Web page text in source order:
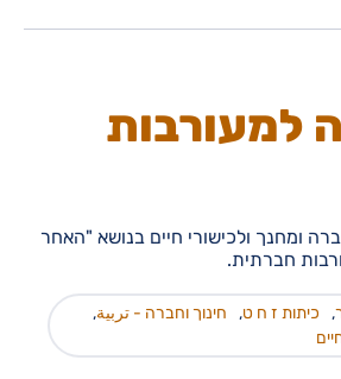
למעורבות
ומחנך ולכישורי חיים בנושא "האחר
חברתית.
, כיתות ז ח ט, חינוך וחברה - تربية,